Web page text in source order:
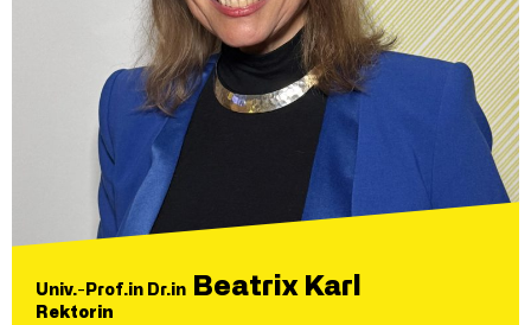
Univ.-Prof.in Dr.in Beatrix Karl
Rektorin